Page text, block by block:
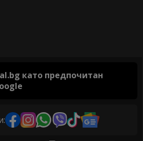
като предпочитан